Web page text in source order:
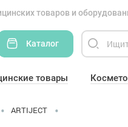
товаров и
Каталог
товары
ARTIJECT